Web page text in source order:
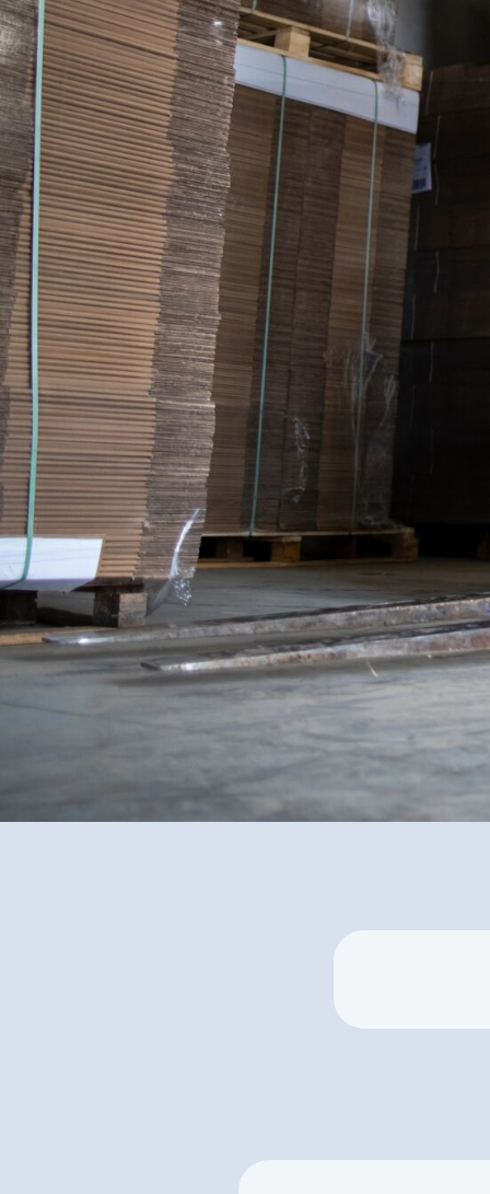
Effizienz
Sicherheit
Der richtige
Optimieren Sie
mit modernen
Für mehr
Sicherheit im
und ein
Arbeiten in Ihrem
Nachrodt-
Einsal
✅ Unverbindlich &
✅Individuelle
Experten
✅ Effizienz und
Ihrem
✅ Inkl.
für